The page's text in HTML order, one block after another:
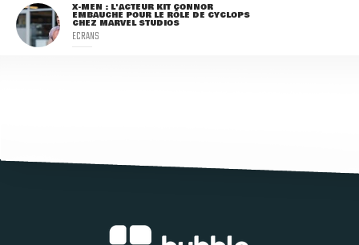
X-MEN : L'ACTEUR KIT CONNOR
EMBAUCHÉ POUR LE RÔLE DE CYCLOPS
CHEZ MARVEL STUDIOS
ECRANS